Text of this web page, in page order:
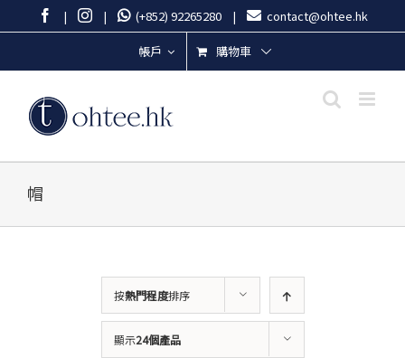
to
Facebook
| Instagram
| (+852) 92265280 | contact@ohtee.hk
帳戶 購物車
帽
按熱門程度排序
顯示24個產品